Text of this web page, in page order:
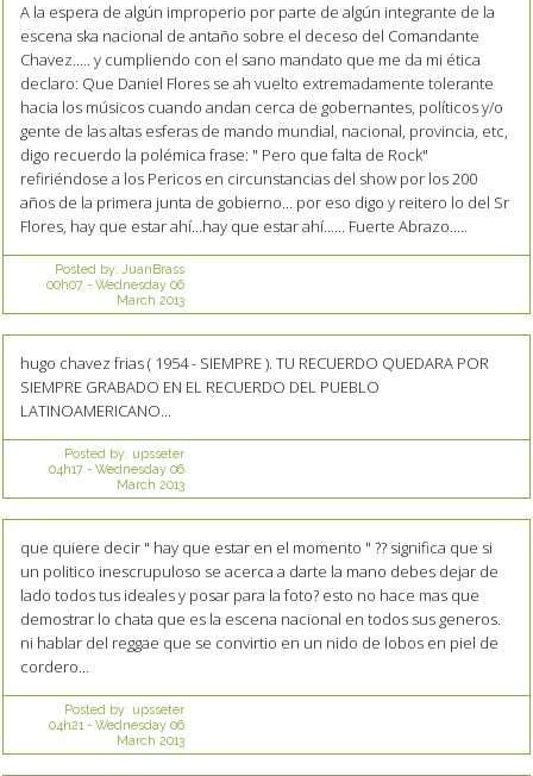
A la espera de algún improperio por parte de algún integrante de la
escena ska nacional de antaño sobre el deceso del Comandante
Chavez..... y cumpliendo con el sano mandato que me da mi ética
declaro: Que Daniel Flores se ah vuelto extremadamente tolerante
hacia los músicos cuando andan cerca de gobernantes, políticos y/o
gente de las altas esferas de mando mundial, nacional, provincia, etc,
digo recuerdo la polémica frase: " Pero que falta de Rock"
refiriéndose a los Pericos en circunstancias del show por los 200
años de la primera junta de gobierno... por eso digo y reitero lo del Sr
Flores, hay que estar ahí...hay que estar ahí...... Fuerte Abrazo.....
Posted by: JuanBrass
00h07- Wednesday 06
March 2013
hugo chavez frias ( 1954 - SIEMPRE ). TU RECUERDO QUEDARA POR
SIEMPRE GRABADO EN EL RECUERDO DEL PUEBLO
LATINOAMERICANO...
Posted by: upsseter
04h17- Wednesday 06
March 2013
que quiere decir " hay que estar en el momento " ?? significa que si
un politico inescrupuloso se acerca a darte la mano debes dejar de
lado todos tus ideales y posar para la foto? esto no hace mas que
demostrar lo chata que es la escena nacional en todos sus generos.
ni hablar del reggae que se convirtio en un nido de lobos en piel de
cordero...
Posted by: upsseter
04h21 - Wednesday 06
March 2013